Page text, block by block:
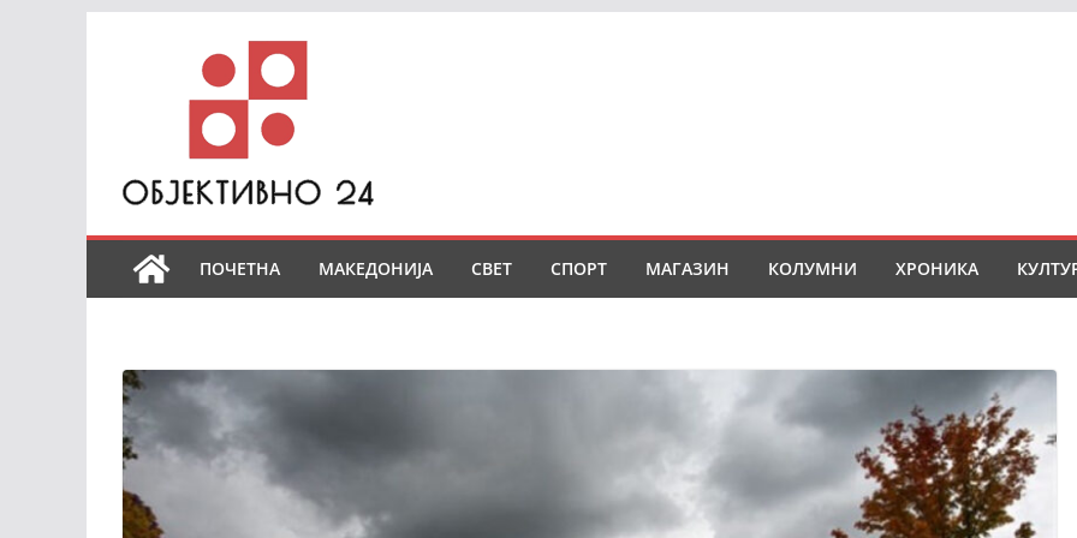
ПОЧЕТНА МАКЕДОНИЈА СВЕТ СПОРТ МАГАЗИН КОЛУМНИ ХРОНИКА